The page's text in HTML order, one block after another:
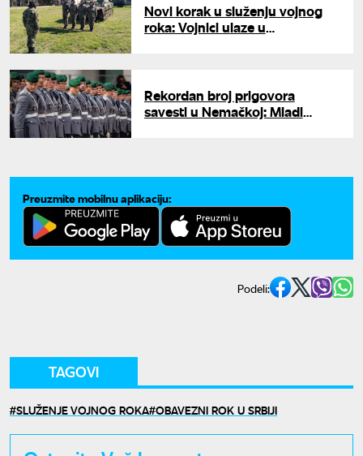
Novi korak u služenju vojnog
roka: Vojnici ulaze u
Rekordan broj prigovora
savesti u Nemačkoj: Mladi
Preuzmite mobilnu aplikaciju:
Podeli:
TAGOVI
SLUŽENJE VOJNOG ROKA OBAVEZNI ROK U SRBIJI